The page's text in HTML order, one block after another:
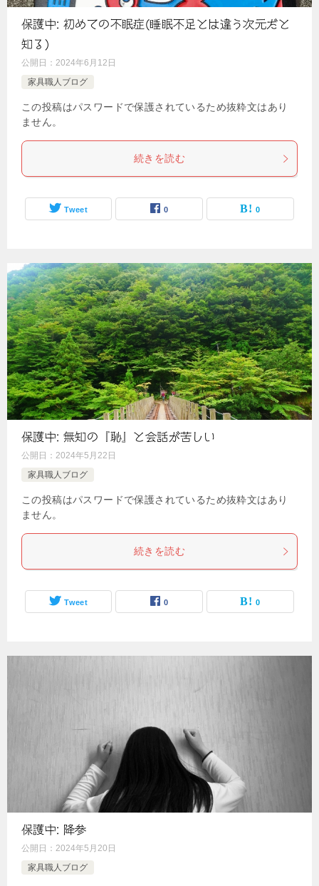
保護中: 初めての不眠症(睡眠不足とは違う次元だと
知る)
公開日： 2024年6月12日
家具職人ブログ
この投稿はパスワードで保護されているため抜粋文はあり
ません。
続きを読む
Tweet 0 0
保護中: 無知の『恥』と会話が苦しい
公開日： 2024年5月22日
家具職人ブログ
この投稿はパスワードで保護されているため抜粋文はあり
ません。
続きを読む
Tweet 0 0
保護中: 降参
公開日： 2024年5月20日
家具職人ブログ